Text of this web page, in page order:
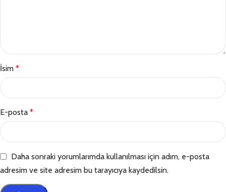
İsim *
E-posta *
Daha sonraki yorumlarımda kullanılması için adım, e-posta
adresim ve site adresim bu tarayıcıya kaydedilsin.